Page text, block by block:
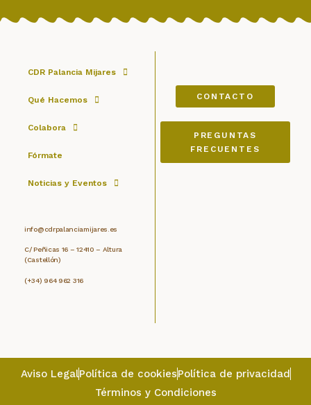
CDR Palancia Mijares
Qué Hacemos
Colabora
Fórmate
Noticias y Eventos
CONTACTO
PREGUNTAS
FRECUENTES
info@cdrpalanciamijares.es
C/ Peñicas 16 – 12410 – Altura
(Castellón)
(+34) 964 962 316
Aviso LegalPolítica de cookiesPolítica de privacidad
Términos y Condiciones